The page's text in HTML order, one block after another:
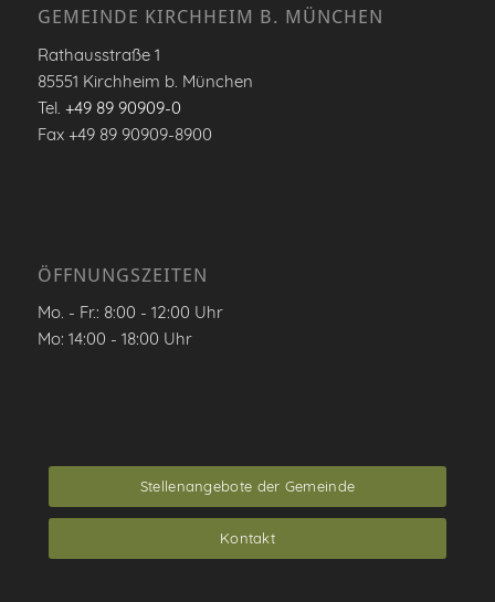
GEMEINDE KIRCHHEIM B. MÜNCHEN
Rathausstraße 1
85551 Kirchheim b. München
Tel. +49 89 90909-0
Fax +49 89 90909-8900
ÖFFNUNGSZEITEN
Mo. - Fr.: 8:00 - 12:00 Uhr
Mo: 14:00 - 18:00 Uhr
Stellenangebote der Gemeinde
Kontakt